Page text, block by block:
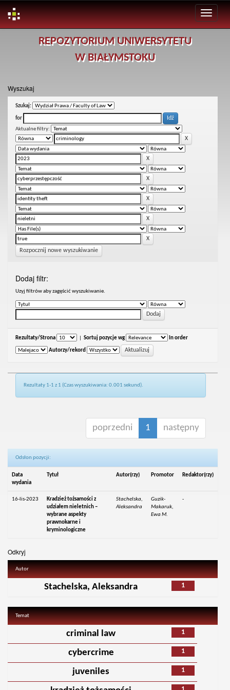
REPOZYTORIUM UNIWERSYTETU
W BIAŁYMSTOKU
Wyszukaj
Szukaj:
for
Aktualne filtry:
Rozpocznij nowe wyszukiwanie
Dodaj filtr:
Uzyj filtrów aby zagęścić wyszukiwanie.
Rezultaty/Strona Sortuj pozycje wg In order
Autorzy/rekord
Rezultaty 1-1 z 1 (Czas wyszukiwania: 0.001 sekund).
poprzedni 1 następny
Odsłon pozycji:
Data
wydania
Tytuł Autor(rzy) Promotor Redaktor(rzy)
16-lis-2023
Kradzież tożsamości z
udziałem nieletnich –
wybrane aspekty
prawnokarne i
kryminologiczne
Stachelska,
Aleksandra
Guzik-
Makaruk,
Ewa M.
-
Odkryj
Autor
1
Stachelska, Aleksandra
Temat
1
criminal law
1
cybercrime
1
juveniles